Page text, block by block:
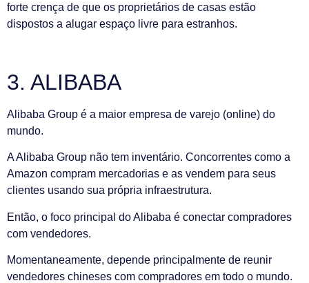
forte crença de que os proprietários de casas estão
dispostos a alugar espaço livre para estranhos.
3. ALIBABA
Alibaba Group é a maior empresa de varejo (online) do
mundo.
A Alibaba Group não tem inventário. Concorrentes como a
Amazon compram mercadorias e as vendem para seus
clientes usando sua própria infraestrutura.
Então, o foco principal do Alibaba é conectar compradores
com vendedores.
Momentaneamente, depende principalmente de reunir
vendedores chineses com compradores em todo o mundo.